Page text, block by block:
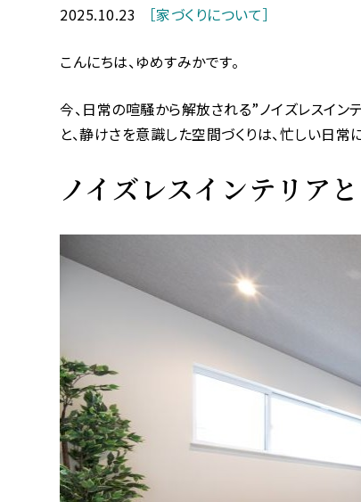
2025.10.23 ［家づくりについて］
こんにちは、ゆめすみかです。
今、日常の喧騒から解放される”ノイズレスイ
と、静けさを意識した空間づくりは、忙しい日常
ノイズレスインテリア